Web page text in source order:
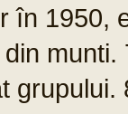
în 1950,